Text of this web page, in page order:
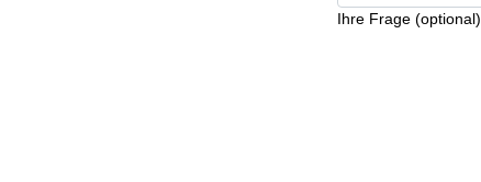
Ihre Frage (optional)